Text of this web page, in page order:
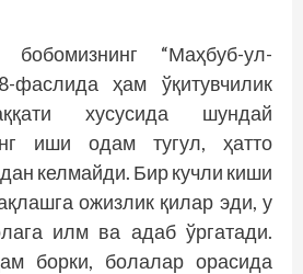
“Маҳбуб-ул-
фаслида ҳам ўқитувчилик
хусусида шундай
иши одам тугул, ҳатто
келмайди. Бир кучли киши
ожизлик қилар эди, у
илм ва адаб ўргатади.
борки, болалар орасида